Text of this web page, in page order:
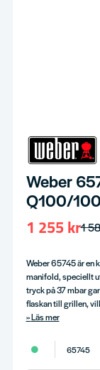
Weber
Q100/
1
1 255 kr
Weber 65745 är en
manifold, speciellt
tryck på 37 mbar
flaskan till grillen,
Läs mer
65745